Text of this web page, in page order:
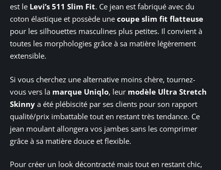
est le Levi’s 511 Slim Fit. Ce jean est fabriqué avec du
coton élastique et possède une coupe slim fit flatteuse
pour les silhouettes masculines plus petites. Il convient à
toutes les morphologies grâce à sa matière légèrement
extensible.
Si vous cherchez une alternative moins chère, tournez-
vous vers la marque Uniqlo, leur modèle Ultra Stretch
Skinny a été plébiscité par ses clients pour son rapport
qualité/prix imbattable tout en restant très tendance. Ce
jean moulant allongera vos jambes sans les comprimer
grâce à sa matière douce et flexible.
Pour créer un look décontracté mais tout en restant chic,